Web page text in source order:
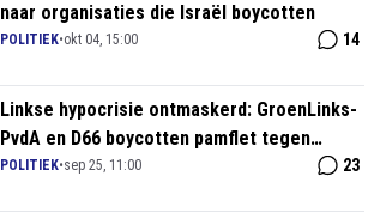
naar organisaties die Israël boycotten
POLITIEK•okt 04, 15:00 14
Linkse hypocrisie ontmaskerd: GroenLinks-
PvdA en D66 boycotten pamflet tegen
extreemrechts – PVV en FVD niet welkom!
POLITIEK•sep 25, 11:00 23